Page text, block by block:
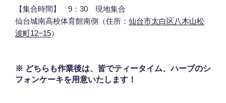
【集合時間】 9：30 現地集合
仙台城南高校体育館南側（住所： 仙台市太白区八木山松
波町12−15）
※ どちらも作業後は、皆でティータイム、ハーブのシ
フォンケーキを用意いたします！